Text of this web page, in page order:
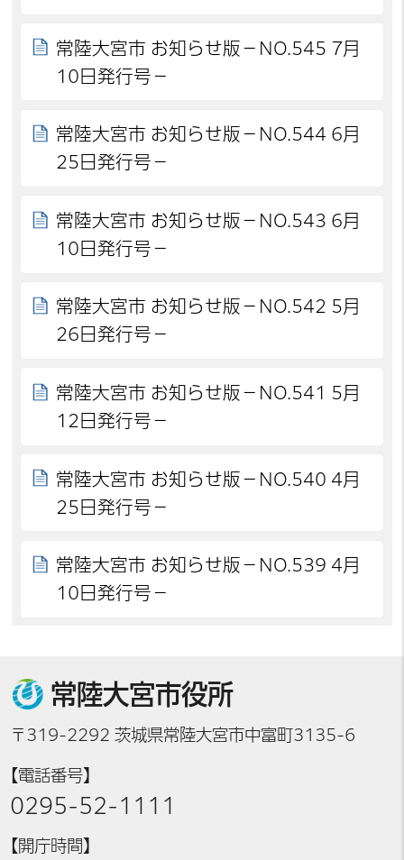
常陸大宮市 お知らせ版－NO.545 7月
10日発行号－
常陸大宮市 お知らせ版－NO.544 6月
25日発行号－
常陸大宮市 お知らせ版－NO.543 6月
10日発行号－
常陸大宮市 お知らせ版－NO.542 5月
26日発行号－
常陸大宮市 お知らせ版－NO.541 5月
12日発行号－
常陸大宮市 お知らせ版－NO.540 4月
25日発行号－
常陸大宮市 お知らせ版－NO.539 4月
10日発行号－
常陸大宮市役所
〒319-2292 茨城県常陸大宮市中富町3135-6
【電話番号】
0295-52-1111
【開庁時間】